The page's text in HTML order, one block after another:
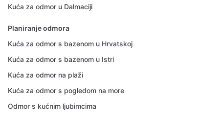
Kuća za odmor u Dalmaciji
Planiranje odmora
Kuća za odmor s bazenom u Hrvatskoj
Kuća za odmor s bazenom u Istri
Kuća za odmor na plaži
Kuća za odmor s pogledom na more
Odmor s kućnim ljubimcima